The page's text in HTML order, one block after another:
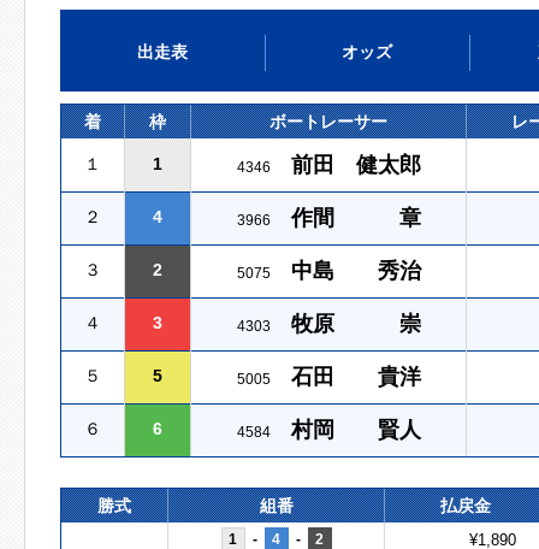
出走表 オッズ
着 枠 ボートレーサー レ
１ 1 4346 前田 健太郎
２ 4 3966 作間 章
３ 2 5075 中島 秀治
４ 3 4303 牧原 崇
５ 5 5005 石田 貴洋
６ 6 4584 村岡 賢人
勝式 組番 払戻金
1 - 4 - 2 ¥1,890